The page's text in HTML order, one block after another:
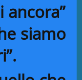
ancora”
siamo